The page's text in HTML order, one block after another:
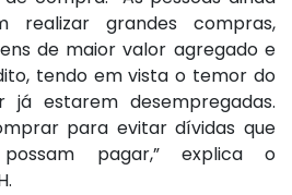
realizar grandes compras,
de maior valor agregado e
tendo em vista o temor do
já estarem desempregadas.
para evitar dívidas que
pagar,” explica o